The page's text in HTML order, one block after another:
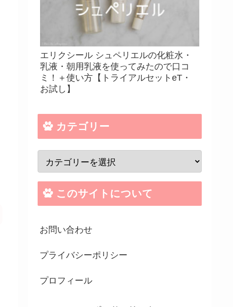
エリクシール シュペリエルの化粧水・
乳液・朝用乳液を使ってみたので口コ
ミ！＋使い方【トライアルセットeT・
お試し】
カテゴリー
このサイトについて
お問い合わせ
プライバシーポリシー
プロフィール